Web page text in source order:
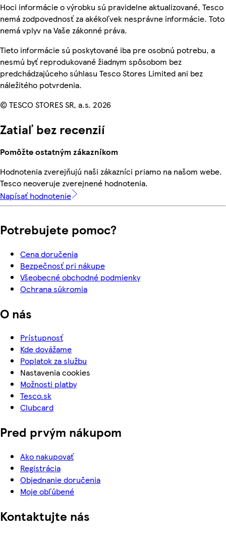
Hoci informácie o výrobku sú pravidelne aktualizované, Tesco
nemá zodpovednosť za akékoľvek nesprávne informácie. Toto
nemá vplyv na Vaše zákonné práva.
Tieto informácie sú poskytované iba pre osobnú potrebu, a
nesmú byť reprodukované žiadnym spôsobom bez
predchádzajúceho súhlasu Tesco Stores Limited ani bez
náležitého potvrdenia.
© TESCO STORES SR, a.s. 2026
Zatiaľ bez recenzií
Pomôžte ostatným zákazníkom
Hodnotenia zverejňujú naši zákazníci priamo na našom webe.
Tesco neoveruje zverejnené hodnotenia.
Napísať hodnotenie
Potrebujete pomoc?
Cena doručenia
Bezpečnosť pri nákupe
Všeobecné obchodné podmienky
Ochrana súkromia
O nás
Prístupnosť
Kde dovážame
Poplatok za službu
Nastavenia cookies
Možnosti platby
Tesco.sk
Clubcard
Pred prvým nákupom
Ako nakupovať
Registrácia
Objednanie doručenia
Moje obľúbené
Kontaktujte nás